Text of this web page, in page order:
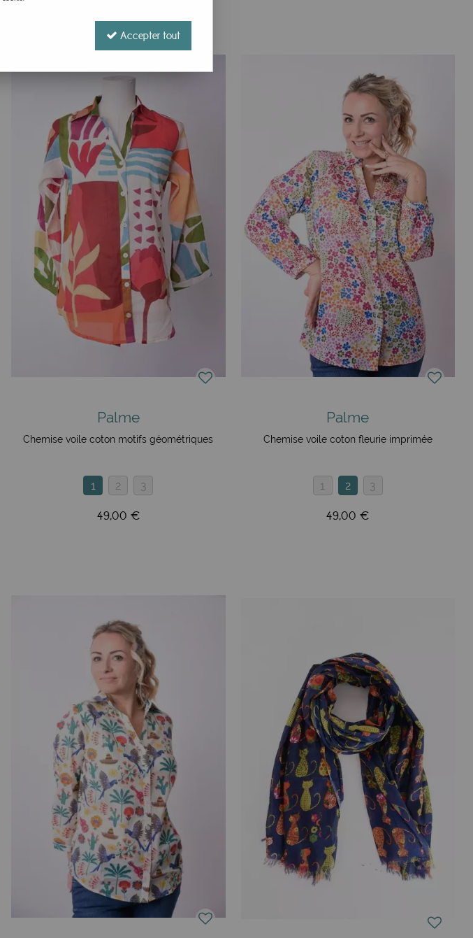
choisissant les produits Palme Paris, vous faites entrer un peu de l'essence de Bali
et vétements cool et légers, conçus pour s'adapter à toutes vos envies et à toutes
nos accessoires Palme viendront sublimer vos tenues et refléter votre personnalité. La
inégalé de matières.
pièces raffinées et tendance qui deviendront rapidement vos alliés de vos journées
élégance bohème chic qui se marie parfaitement avec l'ambiance estivale. Que
apporteront une touche d'élégance et de féminité à votre allure estivale. En coton
pour des accessoires de mode qui allient qualité, esthétisme et durabilité.
des accessoires incontournables pour vos escapades à la plage ou vos sorties en ville.
chaque panier est unique et durable. Disponibles dans une variété de formes, de
et fonctionnels, vous permettant de transporter aisément vos affaires
à la femme l'occasion de dévoiler ses multiples facettes. À travers un large choix de
bijou très coloré au bijou en métal, proposant ainsi une riche palette pour tous les
des artisans locaux. Chaque pièce est conçue avec une attention particulière aux
d'accessoires sont non seulement à la mode mais également confortables, pratiques
la marque s'efforce de travailler de manière éthique et responsable, en
et vous surprendre saison après saison. Notre boutique en ligne propose une
Pays-Bas et l'Espagne. Venez explorer notre univers et laissez-vous séduire par les
Palme
Chemise voile coton motifs géométriques
1 2 3
49,00 €
Palme
Chemise voile coton fleurie imprimée
1 2 3
49,00 €
Accepter tout